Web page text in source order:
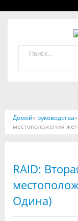
Домой» руководства
местоположения
RAID:
Одина)